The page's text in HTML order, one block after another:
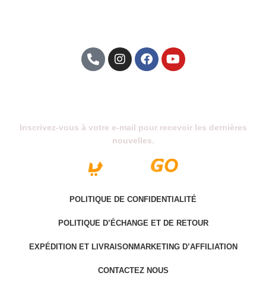
Inscrivez-vous à votre e-mail pour recevoir les dernières
nouvelles.
POLITIQUE DE CONFIDENTIALITÉ
POLITIQUE D’ÉCHANGE ET DE RETOUR
EXPÉDITION ET LIVRAISON MARKETING D’AFFILIATION
CONTACTEZ NOUS